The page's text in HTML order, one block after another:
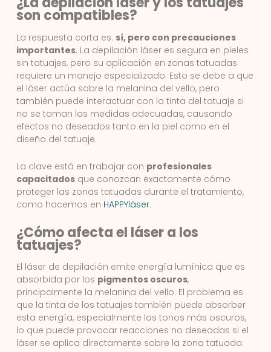
son compatibles?
La respuesta corta es: sí, pero con precauciones
importantes. La depilación láser es segura en pieles
sin tatuajes, pero su aplicación en zonas tatuadas
requiere un manejo especializado. Esto se debe a que
el láser actúa sobre la melanina del vello, pero
también puede interactuar con la tinta del tatuaje si
no se toman las medidas adecuadas, causando
efectos no deseados tanto en la piel como en el
diseño del tatuaje.
La clave está en trabajar con profesionales
capacitadosque conozcan exactamente cómo
proteger las zonas tatuadas durante el tratamiento,
como hacemos en HAPPYláser.
¿Cómo afecta el láser a los
tatuajes?
El láser de depilación emite energía lumínica que es
absorbida por los pigmentos oscuros,
principalmente la melanina del vello. El problema es
que la tinta de los tatuajes también puede absorber
esta energía, especialmente los tonos más oscuros,
lo que puede provocar reacciones no deseadas si el
láser se aplica directamente sobre la zona tatuada.